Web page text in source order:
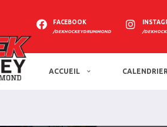
FACEBOOK
/DEKHOCKEYDRUMMOND /
ACCUEIL CALENDRIER